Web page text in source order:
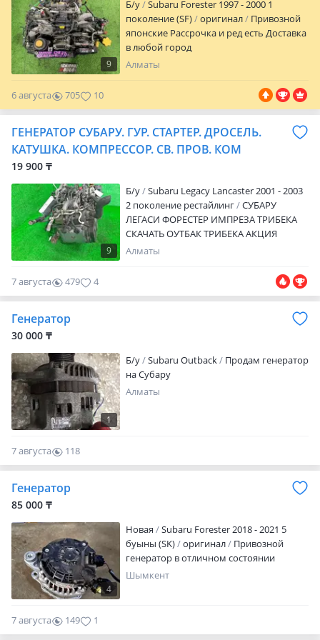
компрессоры кондиционера, катушки,
трамблеры и дроссельные заслонки в
наличии Проверенное техническое
состояние Подбор по VIN-коду Без
Казахстану Доставка по городу Red
Рассрочка RR Motors надежный
поставщик контрактных автозапчастей.
Звоните или пишите ответим на все
вопросы, поможем подобрать
9
Б/y
Subaru Forester 1997 - 2000 1
поколение (SF)
оригинал
Привозной
японские Рассрочка и ред есть Доставка
в любой город
Алматы
6 августа 705 10
ГЕНЕРАТОР СУБАРУ. ГУР. СТАРТЕР. ДРОСЕЛЬ.
КАТУШКА. КОМПРЕССОР. СВ. ПРОВ. КОМ
19 900 ₸
9
Б/y
Subaru Legacy Lancaster 2001 - 2003
2 поколение рестайлинг
СУБАРУ
ЛЕГАСИ ФОРЕСТЕР ИМПРЕЗА ТРИБЕКА
СКАЧАТЬ ОУТБАК ТРИБЕКА АКЦИЯ
РАССРОЧКА ДОСТАВКА САМЫЙ НИЗКИЙ
УТОЧНЯЙТЕ ЦЕНУ ЧЕРЕЗ ЗВОНОК
ОПТОВЫЙ СКЛАД РАССРОЧКА ДОСТАВКА
САМЫЙ НИЗКИЙ ЦЕНА РАССРОЧКА
РАССРОЧКА ОТПРАВКА УТОЧНЯЙТЕ
ЦЕНУ ЧЕРЕЗ ЗВОНОК ОПТОВЫЙ СКЛАД
РАССРОЧКА ДОСТАВКА САМЫЙ НИЗКИЙ
Алматы
7 августа 479 4
Генератор
30 000 ₸
1
Б/y Subaru Outback
Продам генератор
на Субару
Алматы
7 августа
118
0
Генератор
85 000 ₸
4
Новая
Subaru Forester 2018 - 2021 5
буыны (SK)
оригинал
Привозной
генератор в отличном состоянии
Шымкент
7 августа 149 1